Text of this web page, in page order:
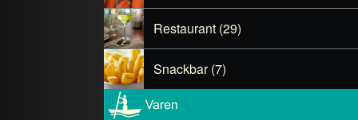
Restaurant (29)
Snackbar (7)